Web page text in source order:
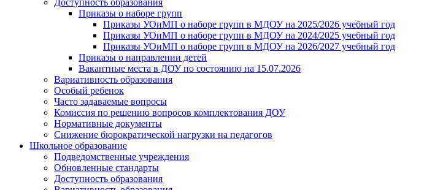
Доступность образования
Приказы о наборе групп
Приказы УОиМП о наборе групп в МДОУ на 2025/2026 учебный год
Приказы УОиМП о наборе групп в МДОУ на 2024/2025 учебный год
Приказы УОиМП о наборе групп в МДОУ на 2026/2027 учебный год
Приказы о направлении детей
Вакантные места в ДОУ по состоянию на 15.07.2026
Вариативность образования
Особый ребенок
Часто задаваемые вопросы
Комиссия по решению вопросов комплектования ДОУ
Нормативные документы
Снижение бюрократической нагрузки на педагогов
Школьное образование
Подведомственные учреждения
Обновленные стандарты
Доступность образования